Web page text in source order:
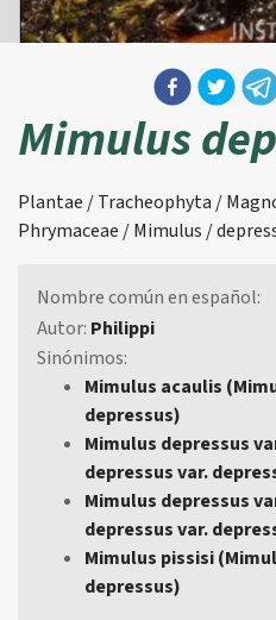
Mimulus
Plantae / Tracheophyta /
Phrymaceae / Mimulus /
Nombre común en español:
Autor: Philippi
Sinónimos:
Mimulus acaulis
depressus)
Mimulus depressus
depressus var.
Mimulus depressus
depressus var.
Mimulus pissisi
depressus)